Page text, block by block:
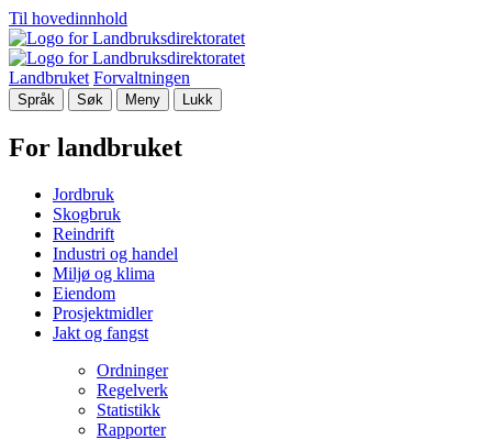
Til hovedinnhold
Landbruket Forvaltningen
Språk Søk Meny Lukk
For landbruket
Jordbruk
Skogbruk
Reindrift
Industri og handel
Miljø og klima
Eiendom
Prosjektmidler
Jakt og fangst
Ordninger
Regelverk
Statistikk
Rapporter